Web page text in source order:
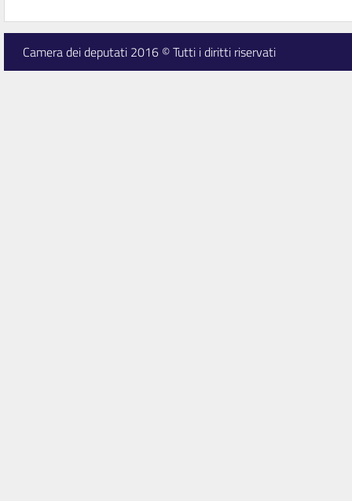
Camera dei deputati 2016 © Tutti i diritti riservati